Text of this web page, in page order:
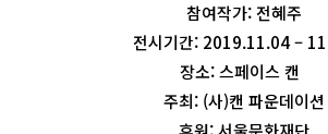
참여작가: 전혜주
전시기간: 2019.11.04 –
장소: 스페이스 캔
주최: (사)캔 파운데이션